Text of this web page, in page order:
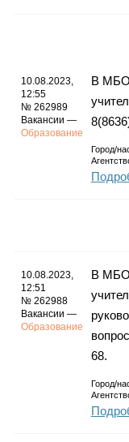
10.08.2023,
12:55
№ 262989
Вакансии —
Образование
В
Город/
10.08.2023,
12:51
№ 262988
Вакансии —
Образование
В
68.
Город/